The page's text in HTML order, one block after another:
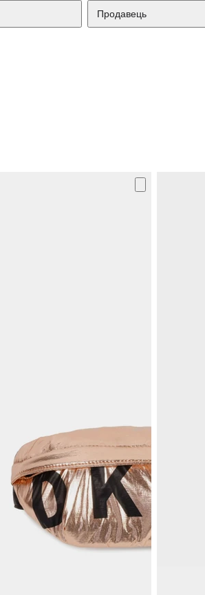
Продавець